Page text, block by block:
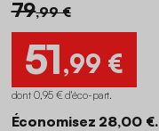
79,99 €
51,99 €
dont 0,95 € d'éco-part.
Économisez 28,00 €.